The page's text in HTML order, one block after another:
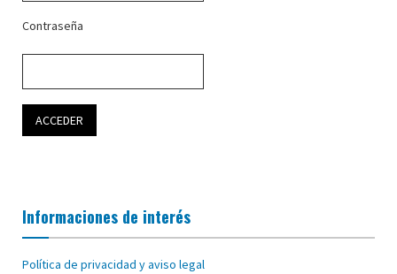
Contraseña
Informaciones de interés
Política de privacidad y aviso legal